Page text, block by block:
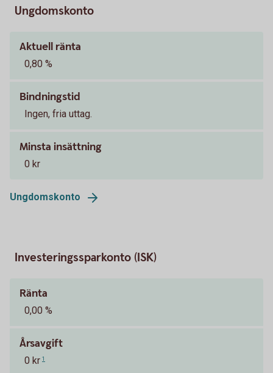
Ungdomskonto
Aktuell ränta
0,80 %
Bindningstid
Ingen, fria uttag.
Minsta insättning
0 kr
Ungdomskonto
Investeringssparkonto (ISK)
Ränta
0,00 %
Årsavgift
0 kr 1